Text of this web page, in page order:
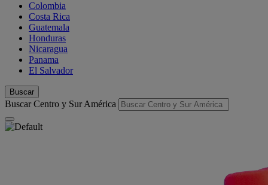
Colombia
Costa Rica
Guatemala
Honduras
Nicaragua
Panama
El Salvador
Buscar
Buscar Centro y Sur América